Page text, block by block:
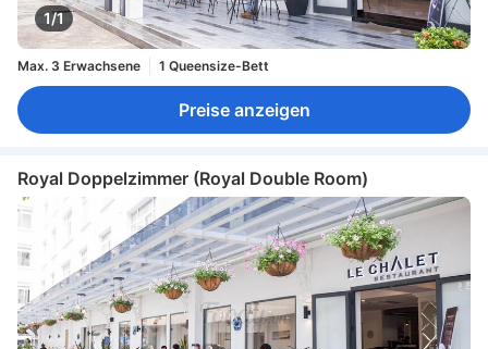
1/1
Max. 3 Erwachsene 1 Queensize-Bett
Preise anzeigen
Royal Doppelzimmer (Royal Double Room)